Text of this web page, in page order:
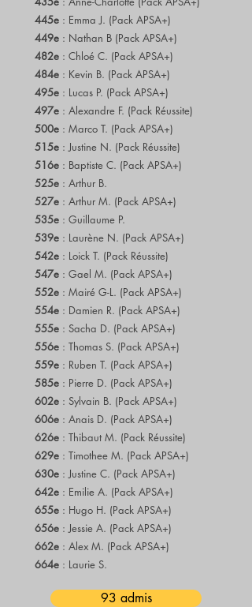
445e : Emma J. (Pack APSA+)
449e : Nathan B (Pack APSA+)
482e : Chloé C. (Pack APSA+)
484e : Kevin B. (Pack APSA+)
495e : Lucas P. (Pack APSA+)
497e : Alexandre F. (Pack Réussite)
500e : Marco T. (Pack APSA+)
515e : Justine N. (Pack Réussite)
516e : Baptiste C. (Pack APSA+)
525e : Arthur B.
527e : Arthur M. (Pack APSA+)
535e : Guillaume P.
539e : Laurène N. (Pack APSA+)
542e : Loick T. (Pack Réussite)
547e : Gael M. (Pack APSA+)
552e : Mairé G-L. (Pack APSA+)
554e : Damien R. (Pack APSA+)
555e : Sacha D. (Pack APSA+)
556e : Thomas S. (Pack APSA+)
559e : Ruben T. (Pack APSA+)
585e : Pierre D. (Pack APSA+)
602e : Sylvain B. (Pack APSA+)
606e : Anais D. (Pack APSA+)
626e : Thibaut M. (Pack Réussite)
629e : Timothee M. (Pack APSA+)
630e : Justine C. (Pack APSA+)
642e : Emilie A. (Pack APSA+)
655e : Hugo H. (Pack APSA+)
656e : Jessie A. (Pack APSA+)
662e : Alex M. (Pack APSA+)
664e : Laurie S.
93 admis